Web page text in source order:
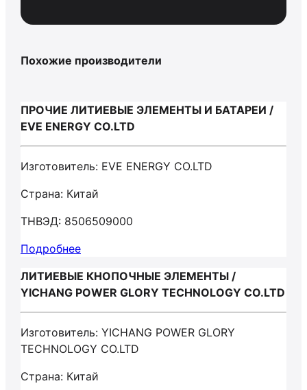
Похожие производители
ПРОЧИЕ ЛИТИЕВЫЕ ЭЛЕМЕНТЫ И БАТАРЕИ /
EVE ENERGY CO.LTD
Изготовитель: EVE ENERGY CO.LTD
Страна: Китай
ТНВЭД: 8506509000
Подробнее
ЛИТИЕВЫЕ КНОПОЧНЫЕ ЭЛЕМЕНТЫ /
YICHANG POWER GLORY TECHNOLOGY CO.LTD
Изготовитель: YICHANG POWER GLORY
TECHNOLOGY CO.LTD
Страна: Китай